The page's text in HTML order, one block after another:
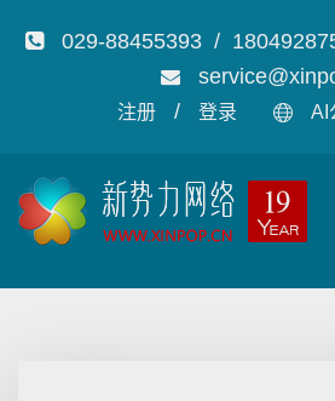
029-88455393 /
注册 / 登录 AI